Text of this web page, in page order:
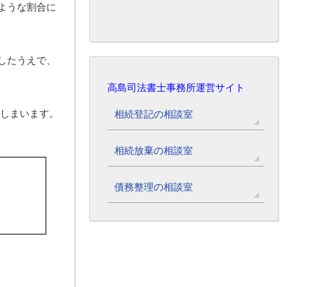
うな割合に
うえで、
まいます。
高島司法書士事務所運営サイト
相続登記の相談室
相続放棄の相談室
債務整理の相談室